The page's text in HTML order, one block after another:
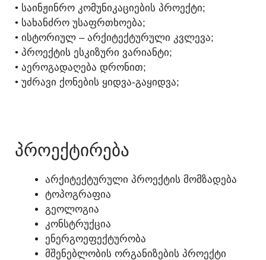
• ᲡᲐᲘᲜᲟᲘᲜᲠᲝ ᲙᲝᲛᲣᲜᲘᲙᲐᲪᲘᲔᲑᲘᲡ ᲞᲠᲝᲔᲥᲢᲘ;
• ᲡᲐᲮᲐᲜᲫᲠᲝ ᲣᲡᲐᲤᲠᲗᲮᲝᲔᲑᲐ;
• ᲘᲡᲢᲝᲠᲘᲣᲚ – ᲐᲠᲥᲘᲢᲔᲥᲢᲣᲠᲣᲚᲘ ᲙᲕᲚᲔᲕᲐ;
• ᲞᲠᲝᲔᲥᲢᲘᲡ ᲔᲡᲙᲘᲖᲣᲠᲘ ᲕᲐᲠᲘᲐᲜᲢᲘ;
• ᲐᲔᲠᲝᲒᲐᲓᲐᲦᲔᲑᲐ ᲓᲠᲝᲜᲘᲗ;
• ᲣᲫᲠᲐᲕᲘ ᲥᲝᲜᲔᲑᲘᲡ ᲧᲘᲓᲕᲐ-ᲒᲐᲧᲘᲓᲕᲐ;
ᲞᲠᲝᲔᲥᲢᲘᲠᲔᲑᲐ
ᲐᲠᲥᲘᲢᲔᲥᲢᲣᲠᲣᲚᲘ ᲞᲠᲝᲔᲥᲢᲘᲡ ᲛᲝᲛᲖᲐᲓᲔᲑᲐ
ᲢᲝᲞᲝᲒᲠᲐᲤᲘᲐ
ᲒᲔᲝᲚᲝᲒᲘᲐ
ᲙᲝᲜᲡᲢᲠᲣᲥᲪᲘᲐ
ᲔᲜᲔᲠᲒᲝᲔᲤᲔᲥᲢᲣᲠᲝᲑᲐ
ᲛᲨᲔᲜᲔᲑᲚᲝᲑᲘᲡ ᲝᲠᲒᲐᲜᲘᲖᲔᲑᲘᲡ ᲞᲠᲝᲔᲥᲢᲘ